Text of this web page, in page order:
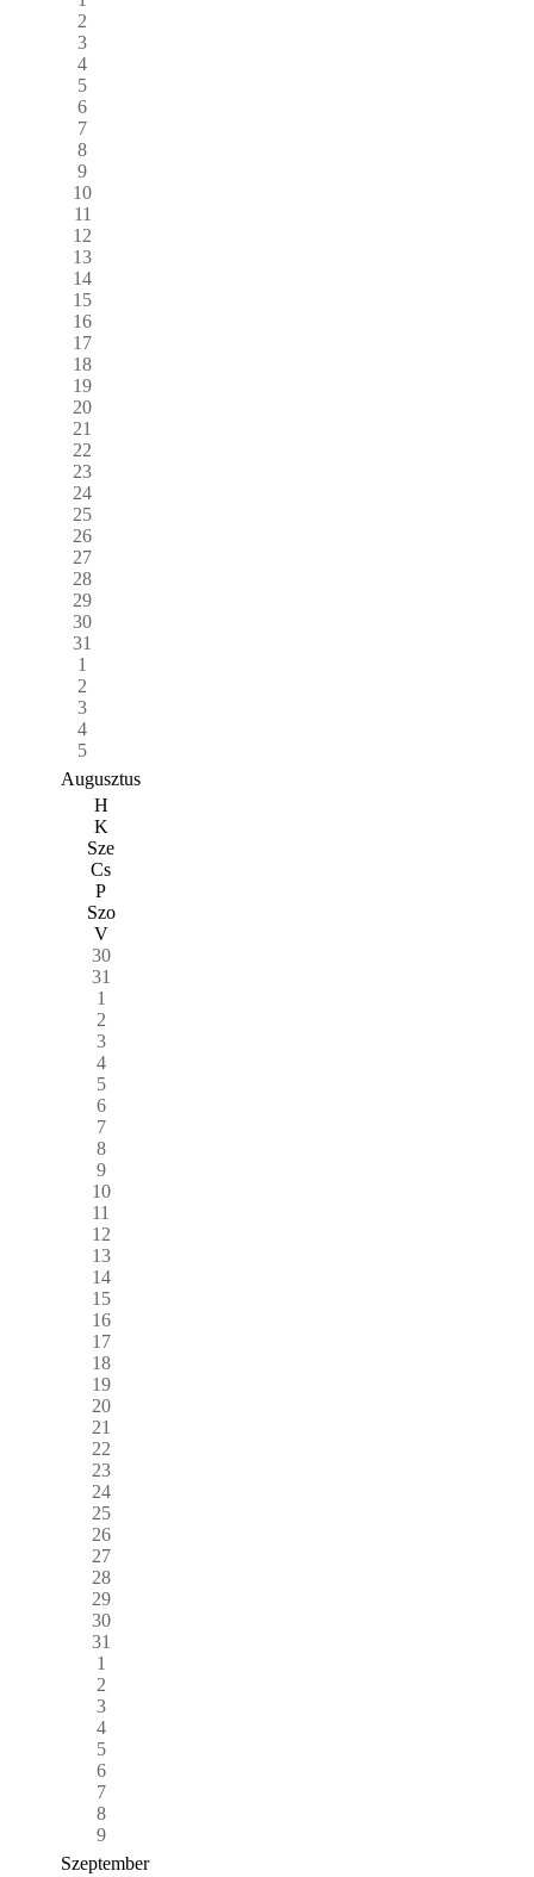
2
3
4
5
6
7
8
9
10
11
12
13
14
15
16
17
18
19
20
21
22
23
24
25
26
27
28
29
30
31
1
2
3
4
5
Augusztus
H
K
Sze
Cs
P
Szo
V
30
31
1
2
3
4
5
6
7
8
9
10
11
12
13
14
15
16
17
18
19
20
21
22
23
24
25
26
27
28
29
30
31
1
2
3
4
5
6
7
8
9
Szeptember